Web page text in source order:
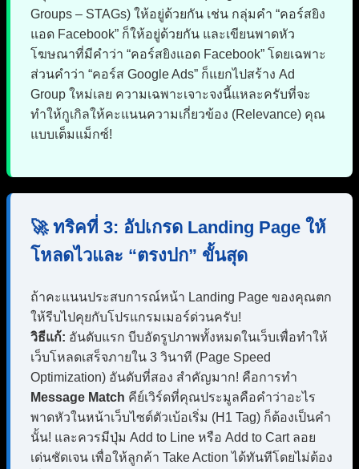
Groups – STAGs) ให้อยู่ด้วยกัน เช่น กลุ่มคำ “คอร์สยิง
แอด Facebook” ก็ให้อยู่ด้วยกัน และเขียนพาดหัว
โฆษณาที่มีคำว่า “คอร์สยิงแอด Facebook” โดยเฉพาะ
ส่วนคำว่า “คอร์ส Google Ads” ก็แยกไปสร้าง Ad
Group ใหม่เลย ความเฉพาะเจาะจงนี้แหละครับที่จะ
ทำให้กูเกิลให้คะแนนความเกี่ยวข้อง (Relevance) คุณ
แบบเต็มแม็กซ์!
🚀 ทริคที่ 3: อัปเกรด Landing Page ให้
โหลดไวและ “ตรงปก” ขั้นสุด
ถ้าคะแนนประสบการณ์หน้า Landing Page ของคุณตก
ให้รีบไปคุยกับโปรแกรมเมอร์ด่วนครับ!
วิธีแก้: อันดับแรก บีบอัดรูปภาพทั้งหมดในเว็บเพื่อทำให้
เว็บโหลดเสร็จภายใน 3 วินาที (Page Speed
Optimization) อันดับที่สอง สำคัญมาก! คือการทำ
Message Match คีย์เวิร์ดที่คุณประมูลคือคำว่าอะไร
พาดหัวในหน้าเว็บไซต์ตัวเบ้อเริ่ม (H1 Tag) ก็ต้องเป็นคำ
นั้น! และควรมีปุ่ม Add to Line หรือ Add to Cart ลอย
เด่นชัดเจน เพื่อให้ลูกค้า Take Action ได้ทันทีโดยไม่ต้อง